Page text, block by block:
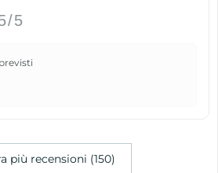
5
più recensioni (150)